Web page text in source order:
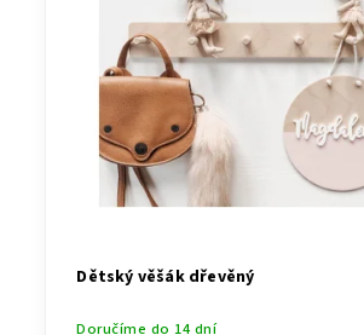
Dětský věšák dřevěný
Doručíme do 14 dní